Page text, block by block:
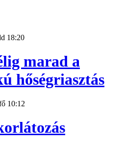
18:20
marad a
hőségriasztás
10:12